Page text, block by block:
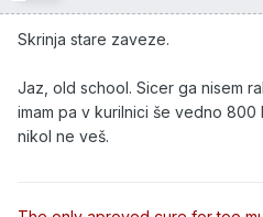
Skrinja stare zaveze.
Jaz, old school. Sicer ga nisem
imam pa v kurilnici še vedno 800
nikol ne veš.